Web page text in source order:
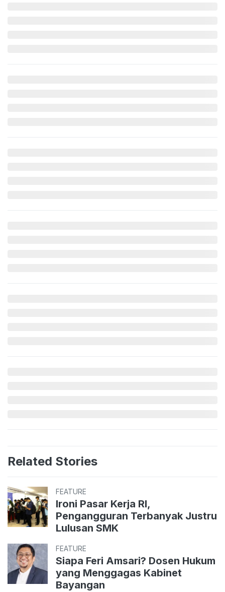
Related Stories
FEATURE
Ironi Pasar Kerja RI,
Pengangguran Terbanyak Justru
Lulusan SMK
FEATURE
Siapa Feri Amsari? Dosen Hukum
yang Menggagas Kabinet
Bayangan